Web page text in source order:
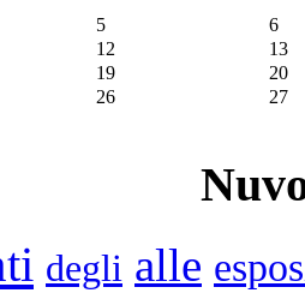
5
6
12
13
19
20
26
27
degli alle